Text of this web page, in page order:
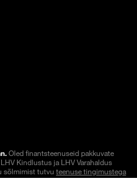
Oled finantsteenuseid pakkuvate
Kindlustus ja LHV Varahaldus
sõlmimist tutvu teenuse tingimustega
.